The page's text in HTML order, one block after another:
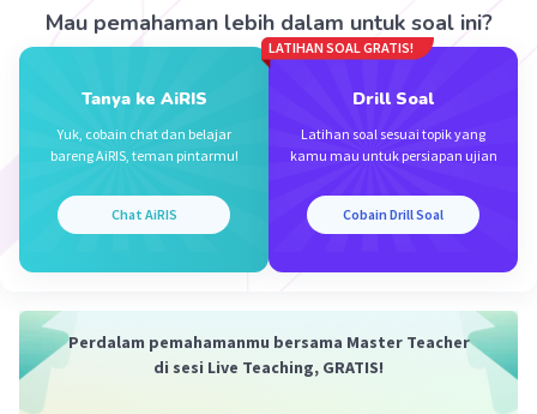
Beri Rating (0 Balas
Mau pemahaman lebih dalam untuk soal ini?
Tanya ke AiRIS
Yuk, cobain chat dan belajar
bareng AiRIS, teman pintarmu!
Chat AiRIS
LATIHAN SOAL GRATIS!
Drill Soal
Latihan soal sesuai topik yang
kamu mau untuk persiapan ujian
Cobain Drill Soal
Perdalam pemahamanmu bersama Master Teacher
di sesi Live Teaching, GRATIS!